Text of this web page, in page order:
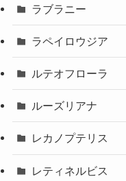
ラブラニー
ラペイロウジア
ルテオフローラ
ルーズリアナ
レカノプテリス
レティネルビス